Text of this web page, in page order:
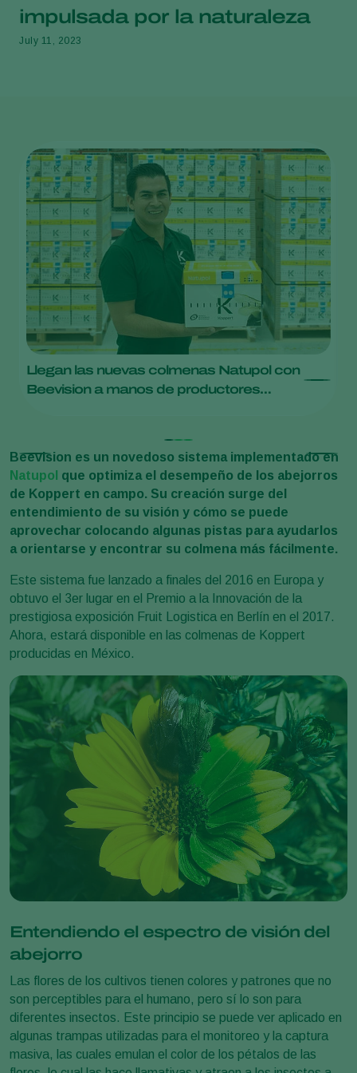
impulsada por la naturaleza
July 11, 2023
Llegan las nuevas colmenas Natupol con
Beevision a manos de productores
Beevision es un novedoso sistema implementado en
Natupol que optimiza el desempeño de los abejorros
de Koppert en campo. Su creación surge del
entendimiento de su visión y cómo se puede
aprovechar colocando algunas pistas para ayudarlos
a orientarse y encontrar su colmena más fácilmente.
Este sistema fue lanzado a finales del 2016 en Europa y
obtuvo el 3er lugar en el Premio a la Innovación de la
prestigiosa exposición Fruit Logistica en Berlín en el 2017.
Ahora, estará disponible en las colmenas de Koppert
producidas en México.
Entendiendo el espectro de visión del
abejorro
Las flores de los cultivos tienen colores y patrones que no
son perceptibles para el humano, pero sí lo son para
diferentes insectos. Este principio se puede ver aplicado en
algunas trampas utilizadas para el monitoreo y la captura
masiva, las cuales emulan el color de los pétalos de las